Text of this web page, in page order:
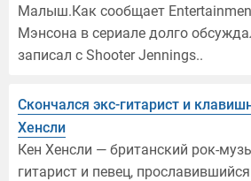
Малыш.Как сообщает
Мэнсона в сериале долго
записал с Shooter Jennings..
Скончался экс-гитарист и
Хенсли
Кен Хенсли — британский рок-
гитарист и певец,